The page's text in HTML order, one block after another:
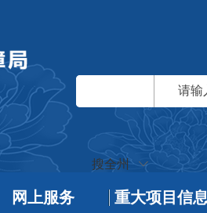
搜全州
网上服务 重大项目信